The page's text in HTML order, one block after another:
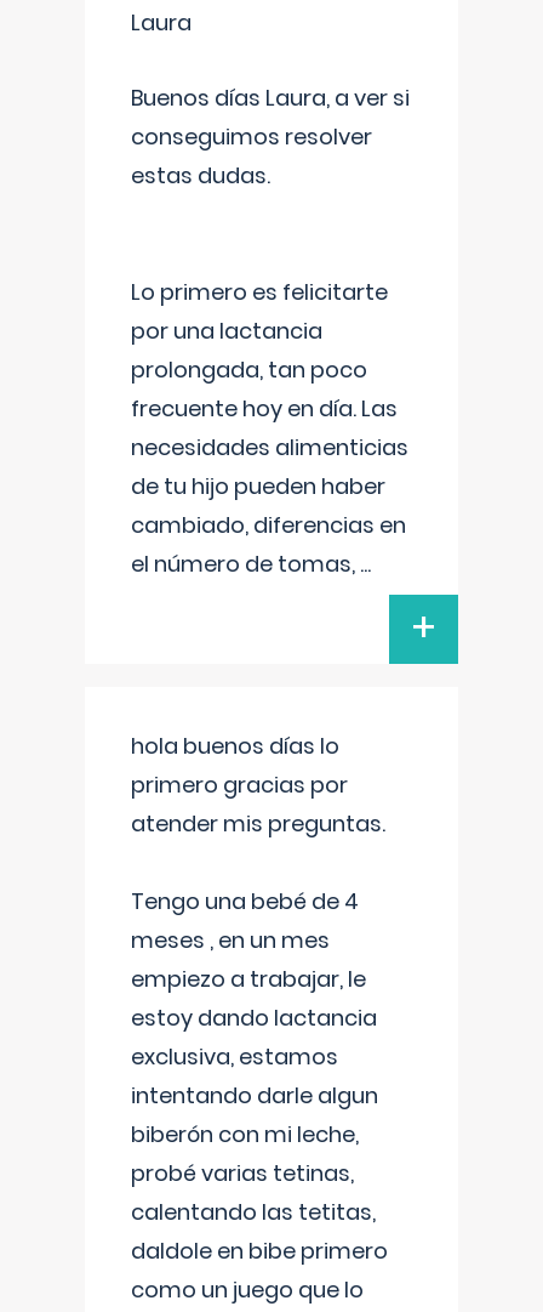
Laura
Buenos días Laura, a ver si
conseguimos resolver
estas dudas.
Lo primero es felicitarte
por una lactancia
prolongada, tan poco
frecuente hoy en día. Las
necesidades alimenticias
de tu hijo pueden haber
cambiado, diferencias en
el número de tomas, ...
+
hola buenos días lo
primero gracias por
atender mis preguntas.
Tengo una bebé de 4
meses , en un mes
empiezo a trabajar, le
estoy dando lactancia
exclusiva, estamos
intentando darle algun
biberón con mi leche,
probé varias tetinas,
calentando las tetitas,
daldole en bibe primero
como un juego que lo